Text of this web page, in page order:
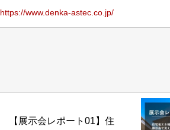
https://www.denka-astec.co.jp/
【展示会レポート01】住